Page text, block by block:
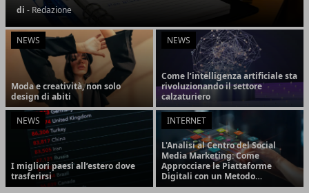
di - Redazione
NEWS
Moda e creatività, non solo
design di abiti
NEWS
Come l’intelligenza artificiale sta
rivoluzionando il settore
calzaturiero
NEWS
I migliori paesi all’estero dove
trasferirsi
INTERNET
L'Analisi al Centro del Social
Media Marketing: Come
Approcciare le Piattaforme
Digitali con un Metodo
Strategico e Orientato ai